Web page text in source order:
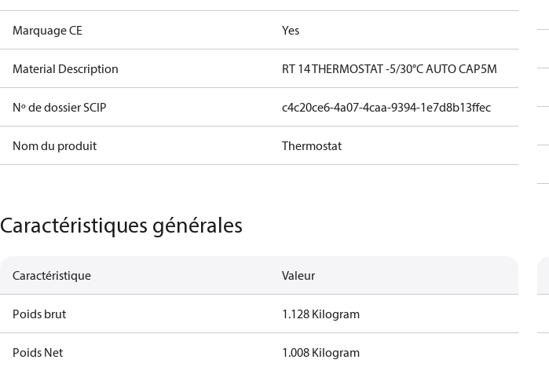
Marquage CE Yes
Material Description RT 14 THERMOSTAT -5/30°C AUTO CAP5M
Nº de dossier SCIP c4c20ce6-4a07-4caa-9394-1e7d8b13ffec
Nom du produit Thermostat
Caractéristiques générales
Caractéristique Valeur
Poids brut 1.128 Kilogram
Poids Net 1.008 Kilogram